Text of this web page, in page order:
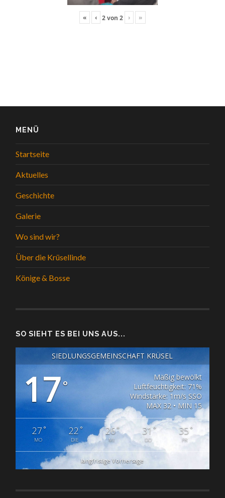
« ‹ 2von 2 › »
MENÜ
Startseite
Aktuelles
Geschichte
Galerie
Wo sind wir?
Über die Krüsellinde
Könige & Bosse
SO SIEHT ES BEI UNS AUS...
SIEDLUNGSGEMEINSCHAFT KRÜSEL
17°
Mäßig bewölkt
Luftfeuchtigkeit: 71%
Windstärke: 1m/s SSO
MAX 32 • MIN 15
27°
MO
22 °
DIE
26°
MI
31°
DO
35°
FR
langfristige Vorhersage